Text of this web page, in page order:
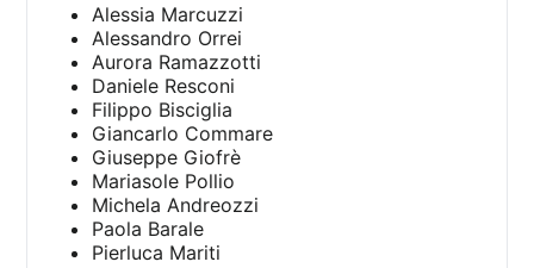
Alessia Marcuzzi
Alessandro Orrei
Aurora Ramazzotti
Daniele Resconi
Filippo Bisciglia
Giancarlo Commare
Giuseppe Giofrè
Mariasole Pollio
Michela Andreozzi
Paola Barale
Pierluca Mariti